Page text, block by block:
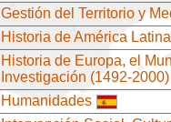
Gestión del Territorio y
Historia de América
Historia de Europa, el
Investigación (1492-2000)
Humanidades